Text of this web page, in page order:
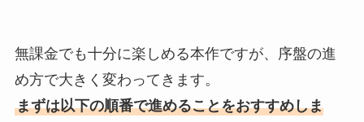
無課金でも十分に楽しめる本作ですが、序盤の進
め方で大きく変わってきます。
まずは以下の順番で進めることをおすすめしま